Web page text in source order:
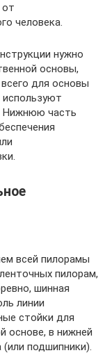
от
человека.
нужно
основы,
всего для основы
Нижнюю часть
всей пилорамы
пилорам,
шинная
линии
стойки для
основе, в нижней
подшипники).